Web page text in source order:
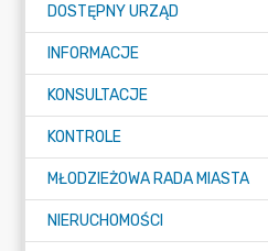
DOSTĘPNY URZĄD
INFORMACJE
KONSULTACJE
KONTROLE
MŁODZIEŻOWA RADA MIASTA
NIERUCHOMOŚCI